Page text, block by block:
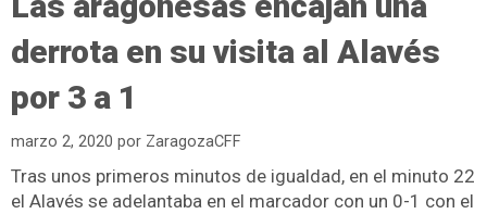
derrota en su visita al Alavés
por 3 a 1
marzo 2, 2020 por ZaragozaCFF
Tras unos primeros minutos de igualdad, en el minuto 22
el Alavés se adelantaba en el marcador con un 0-1 con el